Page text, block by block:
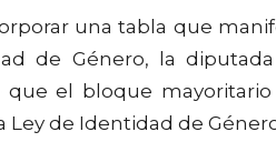
una tabla que
de Género, la
el bloque mayoritario
de Identidad de